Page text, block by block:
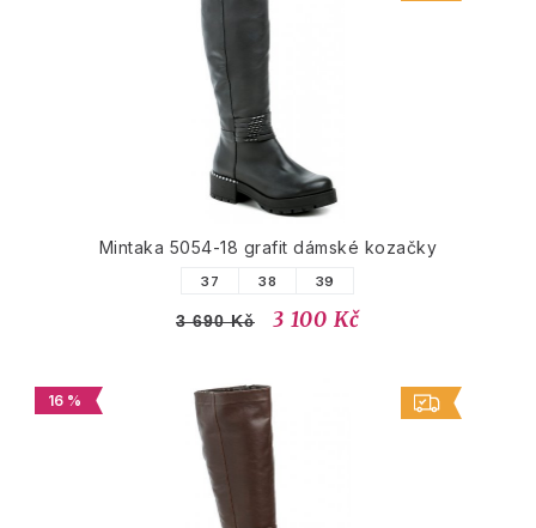
Mintaka 5054-18 grafit dámské kozačky
37 38 39
3 690 Kč 3 100 Kč
16 %